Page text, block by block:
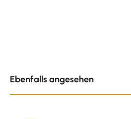
Ebenfalls angesehen